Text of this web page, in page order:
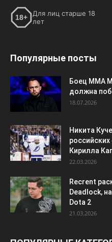
18+
Для лиц старше 18
лет
Популярные посты
Боец ММА
должна
18.07.2026
Никита
Кирилла
22.03.2026
Recrent
Deadlock,
Dota 2
21.03.2026